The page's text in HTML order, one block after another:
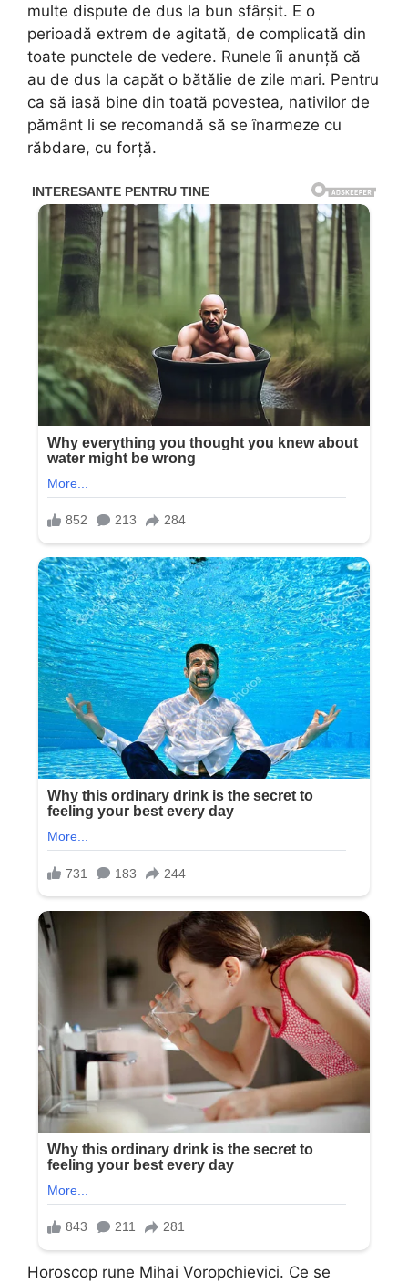
multe dispute de dus la bun sfârșit. E o
perioadă extrem de agitată, de complicată din
toate punctele de vedere. Runele îi anunță că
au de dus la capăt o bătălie de zile mari. Pentru
ca să iasă bine din toată povestea, nativilor de
pământ li se recomandă să se înarmeze cu
răbdare, cu forță.
Horoscop rune Mihai Voropchievici. Ce se